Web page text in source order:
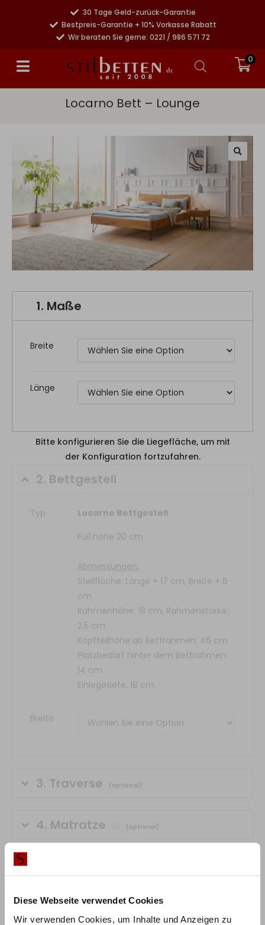
Diese Webseite verwendet Cookies
Wir verwenden Cookies, um Inhalte und Anzeigen zu
30 Tage Geld-zurück-Garantie
Bestpreis-Garantie + 10% Vorkasse Rabatt
Wir beraten Sie gerne: 0221 / 986 571 72
0
Locarno Bett – Lounge
1. Maße
Breite
Länge
2. Bettgestell
Typ
Locarno Bettgestell
Fußhöhe 20 cm
Abmessungen:
Stellfläche: Länge + 17 cm, Breite + 6
cm
Rahmenhöhe: 18 cm, Rahmenstärke:
2,5 cm
Kopfteilhöhe ab Bettrahmen: 46 cm
Platzbedarf hinter dem Bettrahmen:
14 cm
Einlegetiefe: 18 cm
Breite
3. Traverse (optional)
4. Matratze (optional)
6.Topper
Bitte konfigurieren Sie die Liegefläche, um mit
der Konfiguration fortzufahren.